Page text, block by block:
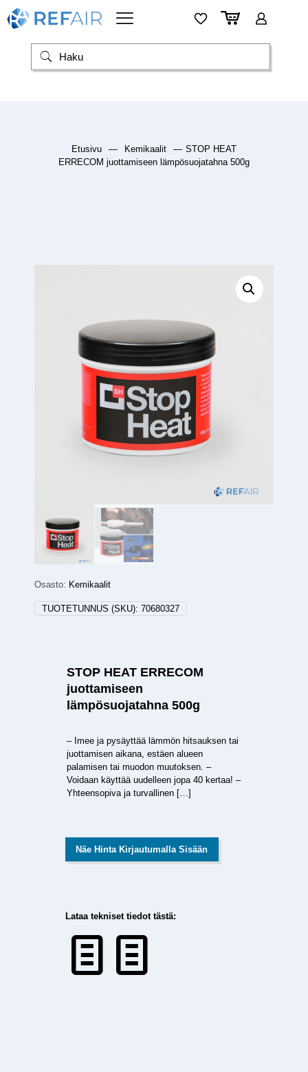
Etusivu — Kemikaalit — STOP HEAT
ERRECOM juottamiseen lämpösuojatahna 500g
Osasto: Kemikaalit
TUOTETUNNUS (SKU): 70680327
STOP HEAT ERRECOM
juottamiseen
lämpösuojatahna 500g
– Imee ja pysäyttää lämmön hitsauksen tai
juottamisen aikana, estäen alueen
palamisen tai muodon muutoksen. –
Voidaan käyttää uudelleen jopa 40 kertaa! –
Yhteensopiva ja turvallinen[…]
Näe Hinta Kirjautumalla Sisään
Lataa tekniset tiedot tästä: